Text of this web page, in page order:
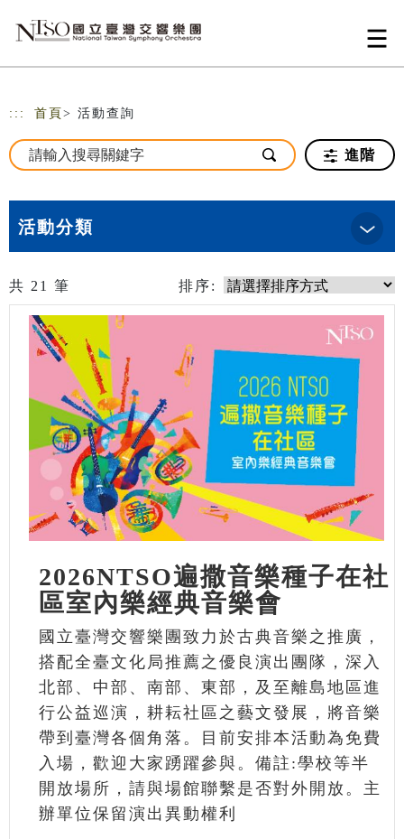
::: 首頁 > 活動查詢
進階
活動分類
共 21 筆 排序:
2026NTSO遍撒音樂種子在社
區室內樂經典音樂會
國立臺灣交響樂團致力於古典音樂之推廣，
搭配全臺文化局推薦之優良演出團隊，深入
北部、中部、南部、東部，及至離島地區進
行公益巡演，耕耘社區之藝文發展，將音樂
帶到臺灣各個角落。目前安排本活動為免費
入場，歡迎大家踴躍參與。備註:學校等半
開放場所，請與場館聯繫是否對外開放。主
辦單位保留演出異動權利